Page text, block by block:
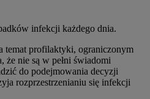
infekcji każdego dnia.
temat profilaktyki, ograniczonym
że nie są w pełni świadomi
do podejmowania decyzji
rozprzestrzenianiu się infekcji